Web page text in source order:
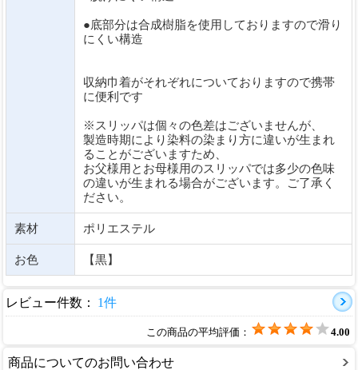
●底部分は合成樹脂を使用しておりますので滑り
にくい構造
収納巾着がそれぞれについておりますので携帯
に便利です
※スリッパは個々の色差はございませんが、
製造時期により染料の染まり方に違いが生まれ
ることがございますため、
お父様用とお母様用のスリッパでは多少の色味
の違いが生まれる場合がございます。ご了承く
ださい。
素材 ポリエステル
お色 【黒】
レビュー件数： 1件
この商品の平均評価： 4.00
商品についてのお問い合わせ